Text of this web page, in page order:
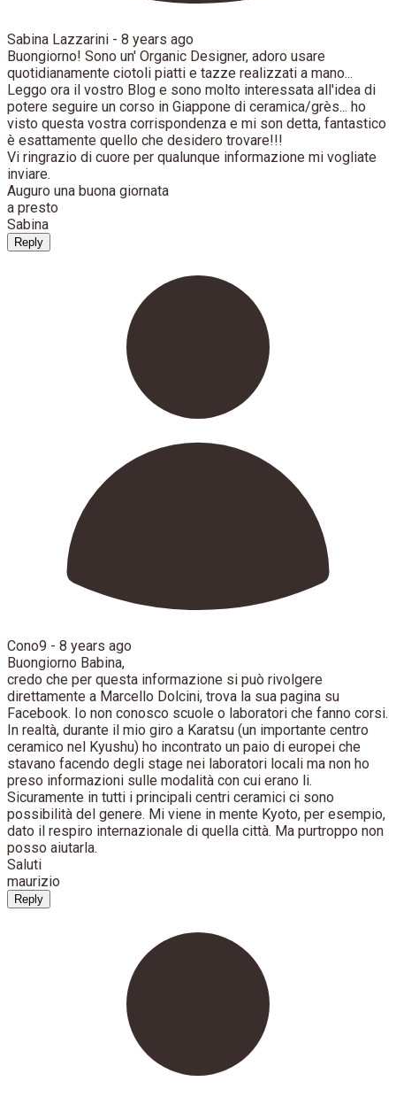
Sabina Lazzarini - 8 years ago
Buongiorno! Sono un' Organic Designer, adoro usare
quotidianamente ciotoli piatti e tazze realizzati a mano...
Leggo ora il vostro Blog e sono molto interessata all'idea di
potere seguire un corso in Giappone di ceramica/grès... ho
visto questa vostra corrispondenza e mi son detta, fantastico
è esattamente quello che desidero trovare!!!
Vi ringrazio di cuore per qualunque informazione mi vogliate
inviare.
Auguro una buona giornata
a presto
Sabina
Reply
Cono9 - 8 years ago
Buongiorno Babina,
credo che per questa informazione si può rivolgere
direttamente a Marcello Dolcini, trova la sua pagina su
Facebook. Io non conosco scuole o laboratori che fanno corsi.
In realtà, durante il mio giro a Karatsu (un importante centro
ceramico nel Kyushu) ho incontrato un paio di europei che
stavano facendo degli stage nei laboratori locali ma non ho
preso informazioni sulle modalità con cui erano li.
Sicuramente in tutti i principali centri ceramici ci sono
possibilità del genere. Mi viene in mente Kyoto, per esempio,
dato il respiro internazionale di quella città. Ma purtroppo non
posso aiutarla.
Saluti
maurizio
Reply